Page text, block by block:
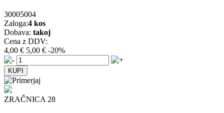
30005004
Zaloga:4 kos
Dobava: takoj
Cena z DDV:
4,00 € 5,00 € -20%
ZRAČNICA 28